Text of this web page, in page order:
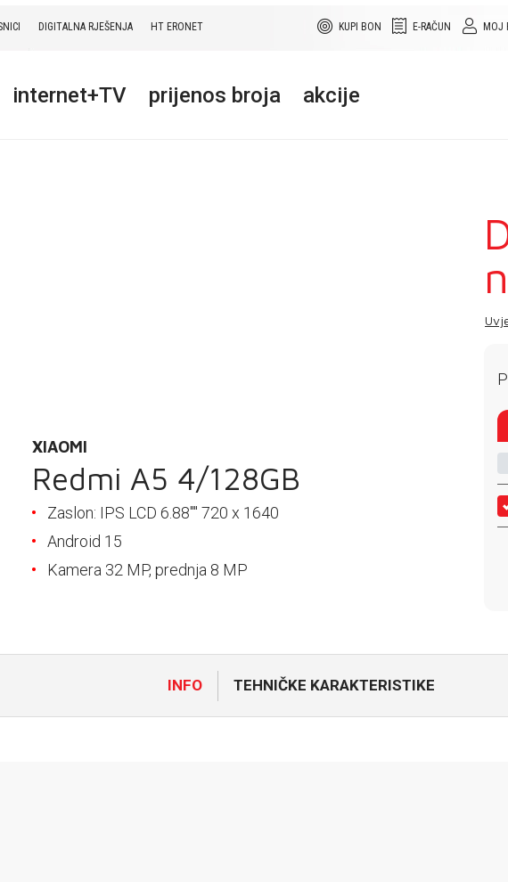
MOJ
E-RAČUN
KUPI BON
DIGITALNA RJEŠENJA HT ERONET
internet+TV prijenos broja akcije
XIAOMI
Redmi A5 4/128GB
Zaslon: IPS LCD 6.88'''' 720 x 1640
Android 15
Kamera 32 MP, prednja 8 MP
INFO TEHNIČKE KARAKTERISTIKE